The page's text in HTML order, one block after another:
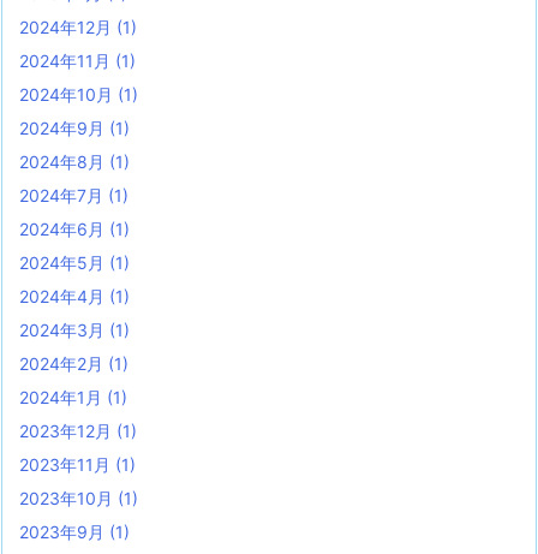
2024年12月 (1)
2024年11月 (1)
2024年10月 (1)
2024年9月 (1)
2024年8月 (1)
2024年7月 (1)
2024年6月 (1)
2024年5月 (1)
2024年4月 (1)
2024年3月 (1)
2024年2月 (1)
2024年1月 (1)
2023年12月 (1)
2023年11月 (1)
2023年10月 (1)
2023年9月 (1)